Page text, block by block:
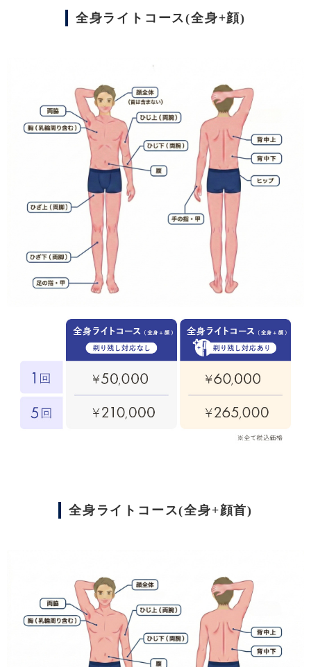
全身ライトコース(全身+顔)
全身ライトコース(全身+顔首)